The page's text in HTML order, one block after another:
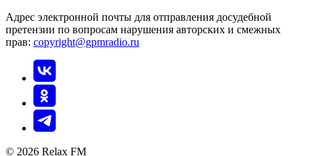
Адрес электронной почты для отправления досудебной
претензии по вопросам нарушения авторских и смежных
прав: copyright@gpmradio.ru
© 2026 Relax FM